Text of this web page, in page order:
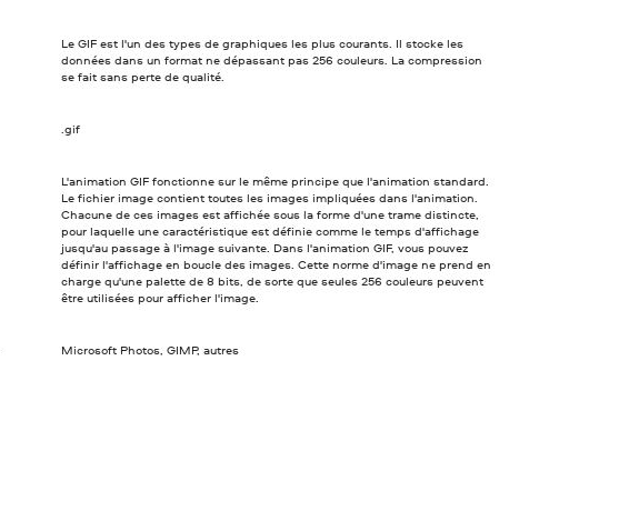
Le GIF est l'un des types de graphiques les plus courants. Il stocke les
données dans un format ne dépassant pas 256 couleurs. La compression
se fait sans perte de qualité.
.gif
L'animation GIF fonctionne sur le même principe que l'animation standard.
Le fichier image contient toutes les images impliquées dans l'animation.
Chacune de ces images est affichée sous la forme d'une trame distincte,
pour laquelle une caractéristique est définie comme le temps d'affichage
jusqu'au passage à l'image suivante. Dans l'animation GIF, vous pouvez
définir l'affichage en boucle des images. Cette norme d'image ne prend en
charge qu'une palette de 8 bits, de sorte que seules 256 couleurs peuvent
être utilisées pour afficher l'image.
Microsoft Photos, GIMP, autres